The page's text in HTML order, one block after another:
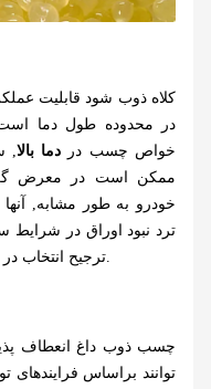
در محدوده طول دما
خواص چسب در دما بالا,
ممکن است در معرض
خودرو به طور مشابه, آنها
ترد نبود اوراق در
ترجیح انتخاب در محیط که در آن دما نوسانات رایج است.
توانند براساس فرایندهای